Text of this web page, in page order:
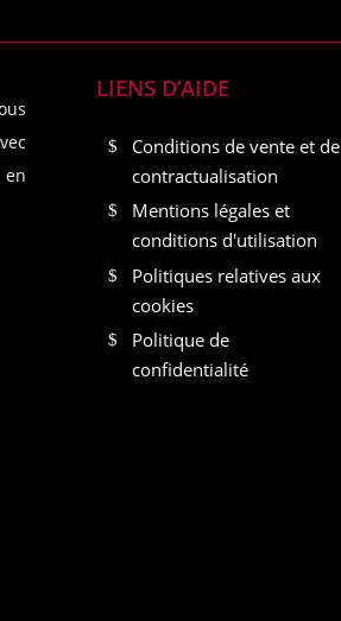
en
LIENS D’AIDE
Conditions de vente et de
contractualisation
Mentions légales et
conditions d'utilisation
Politiques relatives aux
cookies
Politique de
confidentialité